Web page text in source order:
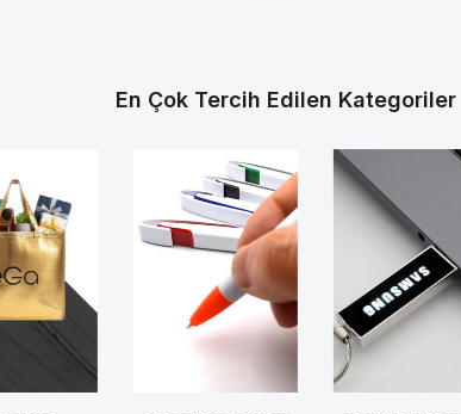
En Çok Tercih Edilen Kategoriler